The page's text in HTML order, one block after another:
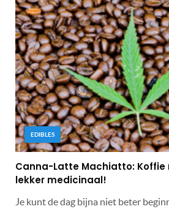
EDIBLES
Canna-Latte Machiatto:
lekker medicinaal!
Je kunt de dag bijna niet beter